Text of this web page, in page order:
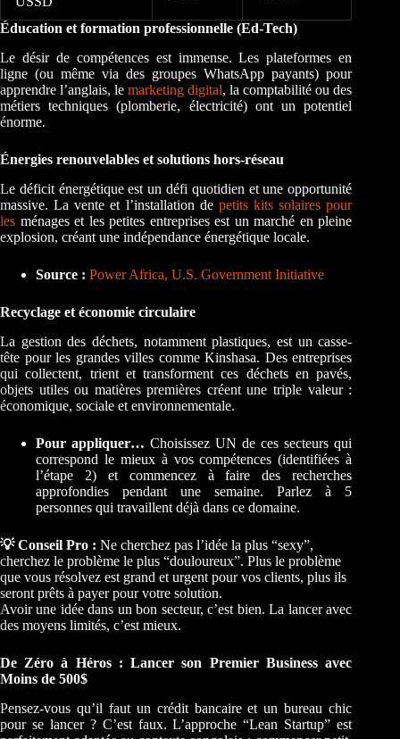
Éducation et formation professionnelle (Ed-Tech)
Le désir de compétences est immense. Les plateformes en
ligne (ou même via des groupes WhatsApp payants) pour
apprendre l’anglais, lemarketing digital, la comptabilité ou des
métiers techniques (plomberie, électricité) ont un potentiel
énorme.
Énergies renouvelables et solutions hors-réseau
Le déficit énergétique est un défi quotidien et une opportunité
massive. La vente et l’installation de petits kits solaires pour
les ménages et les petites entreprises est un marché en pleine
explosion, créant une indépendance énergétique locale.
Source : Power Africa, U.S. Government Initiative
Recyclage et économie circulaire
La gestion des déchets, notamment plastiques, est un casse-
tête pour les grandes villes comme Kinshasa. Des entreprises
qui collectent, trient et transforment ces déchets en pavés,
objets utiles ou matières premières créent une triple valeur :
économique, sociale et environnementale.
Pour appliquer… Choisissez UN de ces secteurs qui
correspond le mieux à vos compétences (identifiées à
l’étape 2) et commencez à faire des recherches
approfondies pendant une semaine. Parlez à 5
personnes qui travaillent déjà dans ce domaine.
💡 Conseil Pro : Ne cherchez pas l’idée la plus “sexy”,
cherchez le problème le plus “douloureux”. Plus le problème
que vous résolvez est grand et urgent pour vos clients, plus ils
seront prêts à payer pour votre solution.
Avoir une idée dans un bon secteur, c’est bien. La lancer avec
des moyens limités, c’est mieux.
De Zéro à Héros : Lancer son Premier Business avec
Moins de 500$
Pensez-vous qu’il faut un crédit bancaire et un bureau chic
pour se lancer ? C’est faux. L’approche “Lean Startup” est